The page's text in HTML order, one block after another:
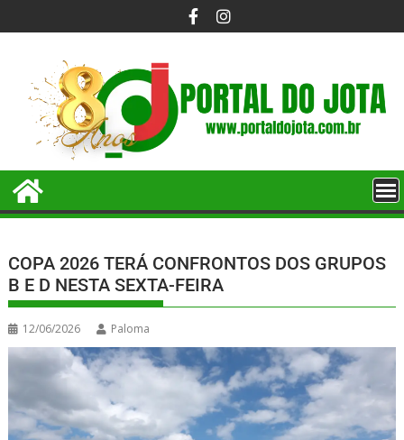
COPA 2026 TERÁ CONFRONTOS DOS GRUPOS
B E D NESTA SEXTA-FEIRA
12/06/2026 Paloma